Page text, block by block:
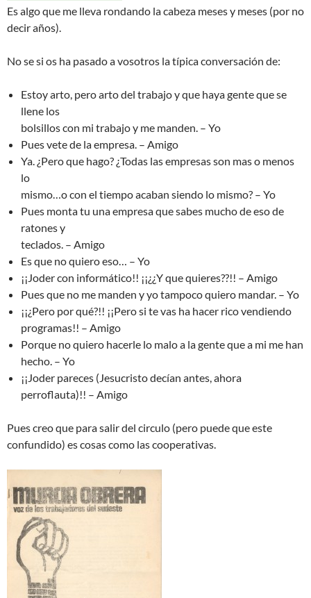
Es algo que me lleva rondando la cabeza meses y meses (por no
decir años).
No se si os ha pasado a vosotros la típica conversación de:
Estoy arto, pero arto del trabajo y que haya gente que se
llene los
bolsillos con mi trabajo y me manden. – Yo
Pues vete de la empresa. – Amigo
Ya. ¿Pero que hago? ¿Todas las empresas son mas o menos
lo
mismo…o con el tiempo acaban siendo lo mismo? – Yo
Pues monta tu una empresa que sabes mucho de eso de
ratones y
teclados. – Amigo
Es que no quiero eso… – Yo
¡¡Joder con informático!! ¡¡¿¿Y que quieres??!! – Amigo
Pues que no me manden y yo tampoco quiero mandar. – Yo
¡¡¿Pero por qué?!! ¡¡Pero si te vas ha hacer rico vendiendo
programas!! – Amigo
Porque no quiero hacerle lo malo a la gente que a mi me han
hecho. – Yo
¡¡Joder pareces (Jesucristo decían antes, ahora
perroflauta)!! – Amigo
Pues creo que para salir del circulo (pero puede que este
confundido) es cosas como las cooperativas.